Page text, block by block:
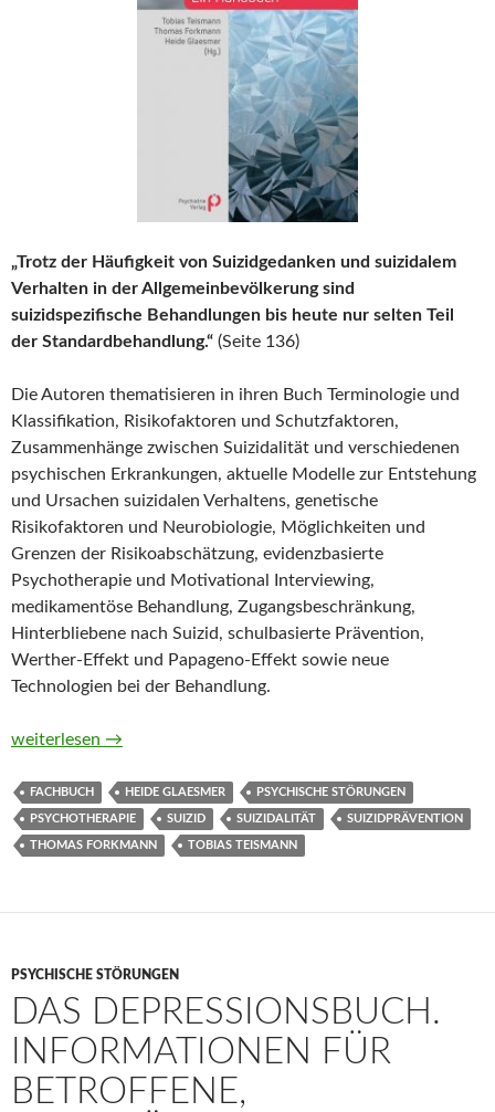
„Trotz der Häufigkeit von Suizidgedanken und suizidalem
Verhalten in der Allgemeinbevölkerung sind
suizidspezifische Behandlungen bis heute nur selten Teil
der Standardbehandlung.“ (Seite 136)
Die Autoren thematisieren in ihren Buch Terminologie und
Klassifikation, Risikofaktoren und Schutzfaktoren,
Zusammenhänge zwischen Suizidalität und verschiedenen
psychischen Erkrankungen, aktuelle Modelle zur Entstehung
und Ursachen suizidalen Verhaltens, genetische
Risikofaktoren und Neurobiologie, Möglichkeiten und
Grenzen der Risikoabschätzung, evidenzbasierte
Psychotherapie und Motivational Interviewing,
medikamentöse Behandlung, Zugangsbeschränkung,
Hinterbliebene nach Suizid, schulbasierte Prävention,
Werther-Effekt und Papageno-Effekt sowie neue
Technologien bei der Behandlung.
Suizidales Erleben und Verhalten. Ein Handbuch von Tobias
weiterlesen →
FACHBUCH HEIDE GLAESMER PSYCHISCHE STÖRUNGEN
PSYCHOTHERAPIE SUIZID SUIZIDALITÄT SUIZIDPRÄVENTION
THOMAS FORKMANN TOBIAS TEISMANN
PSYCHISCHE STÖRUNGEN
DAS DEPRESSIONSBUCH.
INFORMATIONEN FÜR
BETROFFENE,